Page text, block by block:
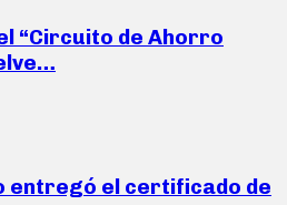
“Circuito de Ahorro
entregó el certificado de